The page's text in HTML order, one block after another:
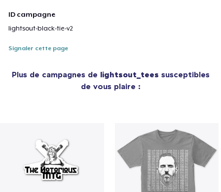
ID campagne
lightsout-black-tie-v2
Signaler cette page
Plus de campagnes de lightsout_tees susceptibles
de vous plaire :